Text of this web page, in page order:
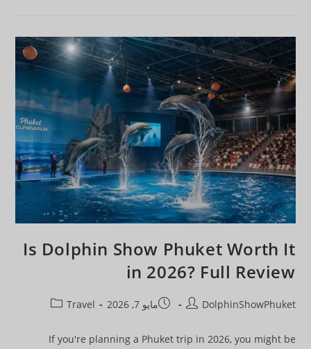
Is Dolphin Show Phuket Worth It
in 2026? Full Review
DolphinShowPhuket مايو 7, 2026 Travel
If you're planning a Phuket trip in 2026, you might be